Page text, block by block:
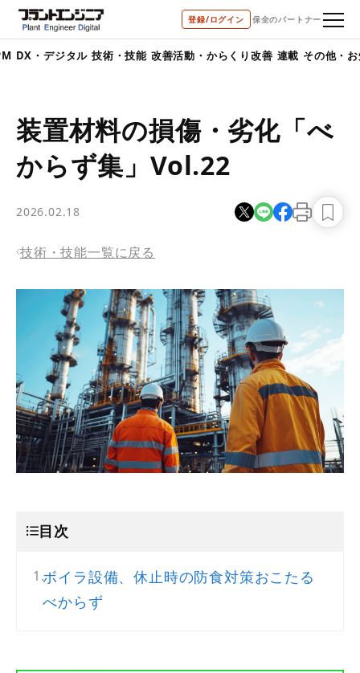
登録/ログイン 保全のパートナー
ジタル 技術・技能 改善活動・からくり改善 連載 その他・お知らせ
bool(true)
装置材料の損傷・劣化「べ
からず集」Vol.22
2026.02.18
技術・技能一覧に戻る
目次
ボイラ設備、休止時の防食対策おこたる
べからず